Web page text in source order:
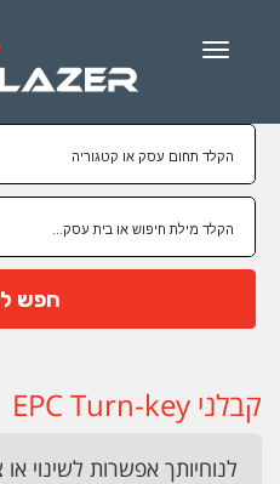
Menu
חפש
קבלני EPC Turn-key
לנוחיותך אפשרות לשינוי